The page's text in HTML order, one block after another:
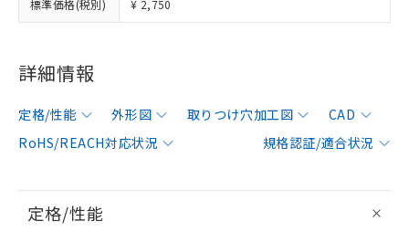
標準価格(税別) ¥ 2,750
詳細情報
定格/性能 外形図 取りつけ穴加工図
CAD
RoHS/REACH対応状況
規格認証/適合状況
定格/性能